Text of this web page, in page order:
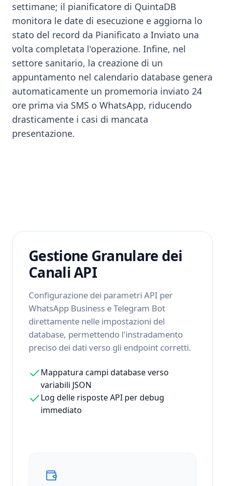
settimane; il pianificatore di QuintaDB
monitora le date di esecuzione e aggiorna lo
stato del record da Pianificato a Inviato una
volta completata l'operazione. Infine, nel
settore sanitario, la creazione di un
appuntamento nel calendario database genera
automaticamente un promemoria inviato 24
ore prima via SMS o WhatsApp, riducendo
drasticamente i casi di mancata
presentazione.
Gestione Granulare dei
Canali API
Configurazione dei parametri API per
WhatsApp Business e Telegram Bot
direttamente nelle impostazioni del
database, permettendo l'instradamento
preciso dei dati verso gli endpoint corretti.
Mappatura campi database verso
variabili JSON
Log delle risposte API per debug
immediato